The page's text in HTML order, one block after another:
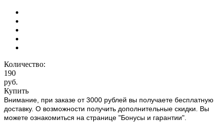
Количество:
190
руб.
Купить
Внимание, при заказе от 3000 рублей вы получаете бесплатную
доставку. О возможности получить дополнительные скидки. Вы
можете ознакомиться на странице "Бонусы и гарантии".